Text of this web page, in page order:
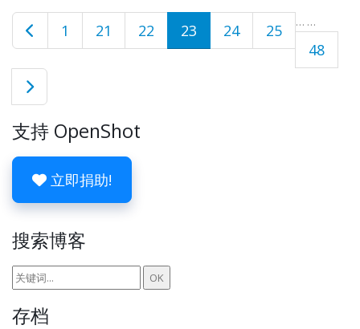
1 …
21 22 23 24 25 …
48
支持 OpenShot
立即捐助!
搜索博客
存档